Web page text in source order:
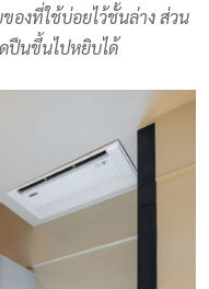
องที่ใช้บ่อยไว้ชั้นล่าง ส่วน
ปืนขึ้นไปหยิบได้